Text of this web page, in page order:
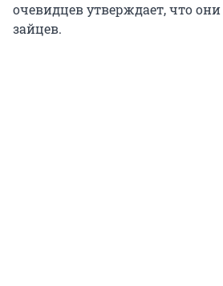
очевидцев утверждает, что
зайцев.